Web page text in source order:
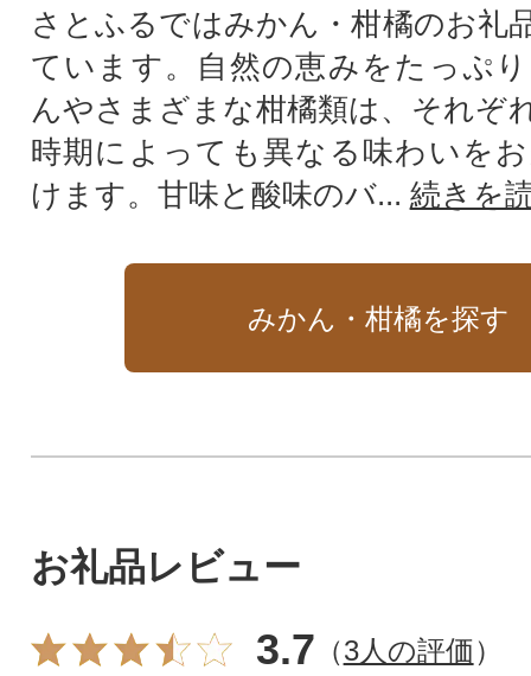
さとふるではみかん・柑橘のお礼
ています。自然の恵みをたっぷ
んやさまざまな柑橘類は、それぞ
時期によっても異なる味わいを
けます。甘味と酸味のバ... 続きを
みかん・柑橘を探す
お礼品レビュー
3.7 （3人の評価）